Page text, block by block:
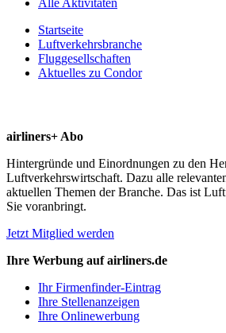
Startseite
Luftverkehrsbranche
Fluggesellschaften
Aktuelles zu Condor
airliners+ Abo
Hintergründe und Einordnungen zu den
Luftverkehrswirtschaft. Dazu alle
aktuellen Themen der Branche. Das ist
Sie voranbringt.
Jetzt Mitglied werden
Ihre Werbung auf airliners.de
Ihr Firmenfinder-Eintrag
Ihre Stellenanzeigen
Ihre Onlinewerbung